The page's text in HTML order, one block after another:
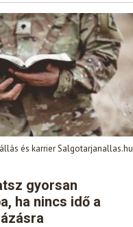
és karrier Salgotarjanallas.hu
gyorsan
ha nincs idő a